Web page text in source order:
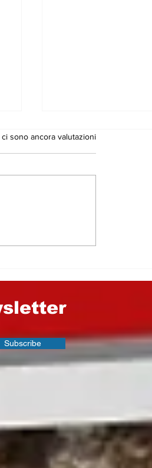
su 5.
ci sono ancora valutazioni
Subscribe